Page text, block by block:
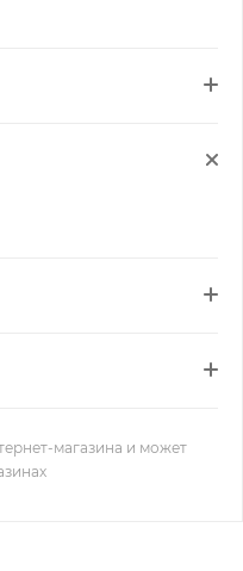
магазина и может